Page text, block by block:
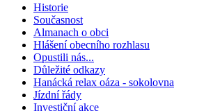
Historie
Současnost
Almanach o obci
Hlášení obecního rozhlasu
Opustili nás...
Důležité odkazy
Hanácká relax oáza - sokolovna
Jízdní řády
Investiční akce